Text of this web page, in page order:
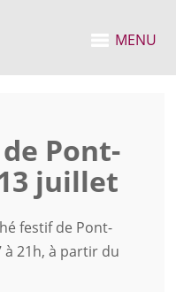
MENU
Pont-
juillet
festif de Pont-
21h, à partir du